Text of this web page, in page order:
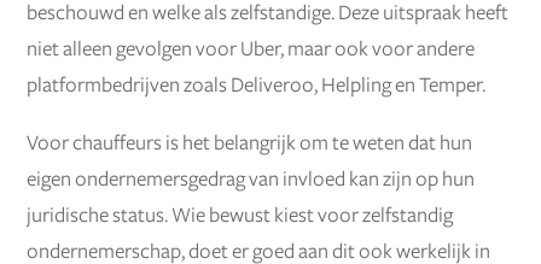
beschouwd en welke als zelfstandige. Deze uitspraak heeft
niet alleen gevolgen voor Uber, maar ook voor andere
platformbedrijven zoals Deliveroo, Helpling en Temper.
Voor chauffeurs is het belangrijk om te weten dat hun
eigen ondernemersgedrag van invloed kan zijn op hun
juridische status. Wie bewust kiest voor zelfstandig
ondernemerschap, doet er goed aan dit ook werkelijk in